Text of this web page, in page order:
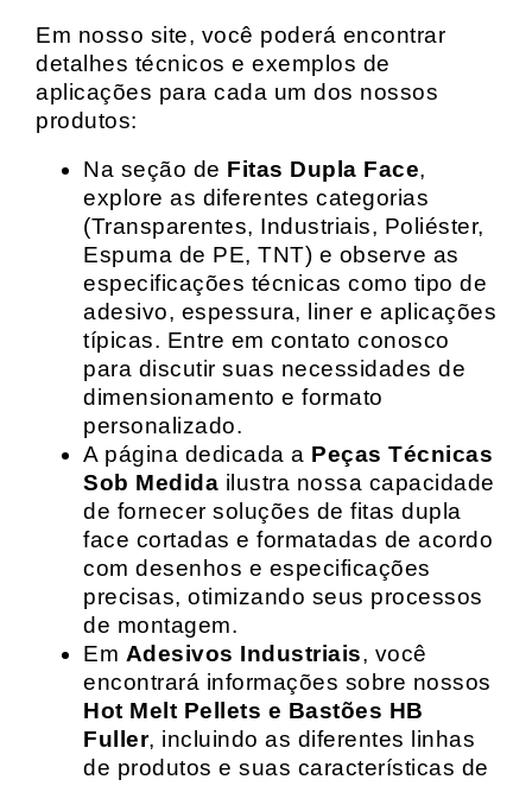
Em nosso site, você poderá encontrar
detalhes técnicos e exemplos de
aplicações para cada um dos nossos
produtos:
Na seção de Fitas Dupla Face,
explore as diferentes categorias
(Transparentes, Industriais, Poliéster,
Espuma de PE, TNT) e observe as
especificações técnicas como tipo de
adesivo, espessura, liner e aplicações
típicas. Entre em contato conosco
para discutir suas necessidades de
dimensionamento e formato
personalizado.
A página dedicada a Peças Técnicas
Sob Medida ilustra nossa capacidade
de fornecer soluções de fitas dupla
face cortadas e formatadas de acordo
com desenhos e especificações
precisas, otimizando seus processos
de montagem.
Em Adesivos Industriais, você
encontrará informações sobre nossos
Hot Melt Pellets e Bastões HB
Fuller, incluindo as diferentes linhas
de produtos e suas características de